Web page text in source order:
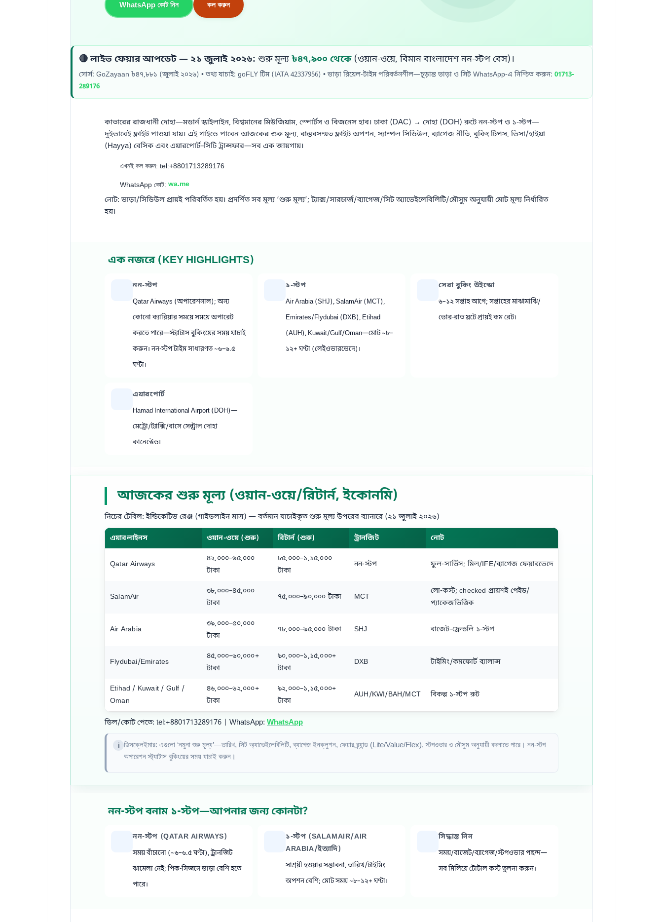
WhatsApp কোট নিন কল করুন
🔴 লাইভ ফেয়ার আপডেট — ২১ জুলাই ২০২৬: শুরু মূল্য ৳৪৭,৯০০ থেকে(ওয়ান-ওয়ে, বিমান বাংলাদেশ নন-স্টপ বেস)।
সোর্স: GoZayaan ৳৪৭,৮৮১ (জুলাই ২০২৬) • তথ্য যাচাই: goFLY টিম (IATA 42337956) • ভাড়া রিয়েল-টাইম পরিবর্তনশীল—চূড়ান্ত ভাড়া ও সিট WhatsApp-এ নিশ্চিত করুন:01713-
289176
কাতারের রাজধানী দোহা—মডার্ন স্কাইলাইন, বিশ্বমানের মিউজিয়াম, স্পোর্টস ও বিজনেস হাব। ঢাকা (DAC) → দোহা (DOH) রুটে নন‑স্টপ ও ১‑স্টপ—
দুইভাবেই ফ্লাইট পাওয়া যায়। এই গাইডে পাবেন আজকের শুরু মূল্য, বাস্তবসম্মত ফ্লাইট অপশন, স্যাম্পল সিডিউল, ব্যাগেজ নীতি, বুকিং টিপস, ভিসা/হাইয়া
(Hayya) বেসিক এবং এয়ারপোর্ট–সিটি ট্রান্সফার—সব এক জায়গায়।
এখনই কল করুন: tel:+8801713289176
WhatsApp কোট: wa.me
নোট: ভাড়া/সিডিউল প্রায়ই পরিবর্তিত হয়। প্রদর্শিত সব মূল্য ‘শুরু মূল্য’; ট্যাক্স/সারচার্জ/ব্যাগেজ/সিট অ্যাভেইলেবিলিটি/মৌসুম অনুযায়ী মোট মূল্য নির্ধারিত
হয়।
এক নজরে (KEY HIGHLIGHTS)
নন‑স্টপ
Qatar Airways (অপারেশনাল); অন্য
কোনো ক্যারিয়ার সময়ে সময়ে অপারেট
করতে পারে—স্ট্যাটাস বুকিংয়ের সময় যাচাই
করুন। নন‑স্টপ টাইম সাধারণত ~৬–৬.৫
ঘণ্টা।
১‑স্টপ
Air Arabia (SHJ), SalamAir (MCT),
Emirates/Flydubai (DXB), Etihad
(AUH), Kuwait/Gulf/Oman—মোট ~৮–
১২+ ঘণ্টা (লেইওভারভেদে)।
সেরা বুকিং উইন্ডো
৬–১২ সপ্তাহ আগে; সপ্তাহের মাঝামাঝি/
ভোর‑রাত স্লটে প্রায়ই কম রেট।
এয়ারপোর্ট
Hamad International Airport (DOH)—
মেট্রো/ট্যাক্সি/বাসে সেন্ট্রাল দোহা
কানেক্টেড।
আজকের শুরু মূল্য (ওয়ান‑ওয়ে/রিটার্ন, ইকোনমি)
নিচের টেবিল: ইন্ডিকেটিভ রেঞ্জ (গাইডলাইন মাত্র) — বর্তমান যাচাইকৃত শুরু মূল্য উপরের ব্যানারে (২১ জুলাই ২০২৬)
এয়ারলাইনস ওয়ান‑ওয়ে (শুরু) রিটার্ন (শুরু) ট্রানজিট নোট
Qatar Airways
৪২,০০০–৬৫,০০০
টাকা
৮৫,০০০–১,১৫,০০০
টাকা
নন‑স্টপ ফুল‑সার্ভিস; মিল/IFE/ব্যাগেজ ফেয়ারভেদে
SalamAir
৩৮,০০০–৪৫,০০০
টাকা
৭৫,০০০–৯০,০০০ টাকা MCT
লো‑কস্ট; checked প্রায়শই পেইড/
প্যাকেজভিত্তিক
Air Arabia
৩৯,০০০–৫০,০০০
টাকা
৭৮,০০০–৯৫,০০০ টাকা SHJ বাজেট‑ফ্রেন্ডলি ১‑স্টপ
Flydubai/Emirates
৪৫,০০০–৬০,০০০+
টাকা
৯০,০০০–১,১৫,০০০+
টাকা
DXB টাইমিং/কমফোর্ট ব্যালান্স
Etihad / Kuwait / Gulf /
Oman
৪৬,০০০–৬২,০০০+
টাকা
৯২,০০০–১,১৫,০০০+
টাকা
AUH/KWI/BAH/MCT বিকল্প ১‑স্টপ রুট
ডিল/কোট পেতে: tel:+8801713289176 | WhatsApp: WhatsApp
ডিসক্লেইমার: এগুলো ‘নমুনা শুরু মূল্য’—তারিখ, সিট অ্যাভেইলেবিলিটি, ব্যাগেজ ইনক্লুশন, ফেয়ার ব্র্যান্ড (Lite/Value/Flex), স্টপওভার ও মৌসুম অনুযায়ী বদলাতে পারে। নন‑স্টপ
অপারেশন স্ট্যাটাস বুকিংয়ের সময় যাচাই করুন।
নন‑স্টপ বনাম ১‑স্টপ—আপনার জন্য কোনটা?
নন‑স্টপ (QATAR AIRWAYS)
সময় বাঁচানো (~৬–৬.৫ ঘণ্টা), ট্রানজিট
ঝামেলা নেই; পিক‑সিজনে ভাড়া বেশি হতে
পারে।
১‑স্টপ (SALAMAIR/AIR
ARABIA/ইত্যাদি)
সাশ্রয়ী হওয়ার সম্ভাবনা, তারিখ/টাইমিং
অপশন বেশি; মোট সময় ~৮–১২+ ঘণ্টা।
সিদ্ধান্ত নিন
সময়/বাজেট/ব্যাগেজ/স্টপওভার পছন্দ—
সব মিলিয়ে টোটাল কস্ট তুলনা করুন।